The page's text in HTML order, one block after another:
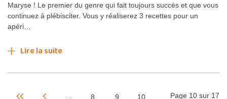
Maryse ! Le premier du genre qui fait toujours succès et que vous
continuez à plébisciter. Vous y réaliserez 3 recettes pour un
apéri…
Lire la suite
Page 10 sur 17
8 9 10